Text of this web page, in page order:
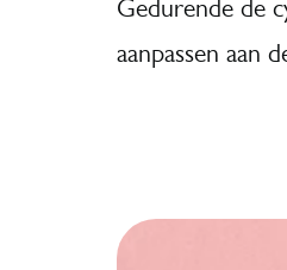
Gedurende de
aanpassen aan